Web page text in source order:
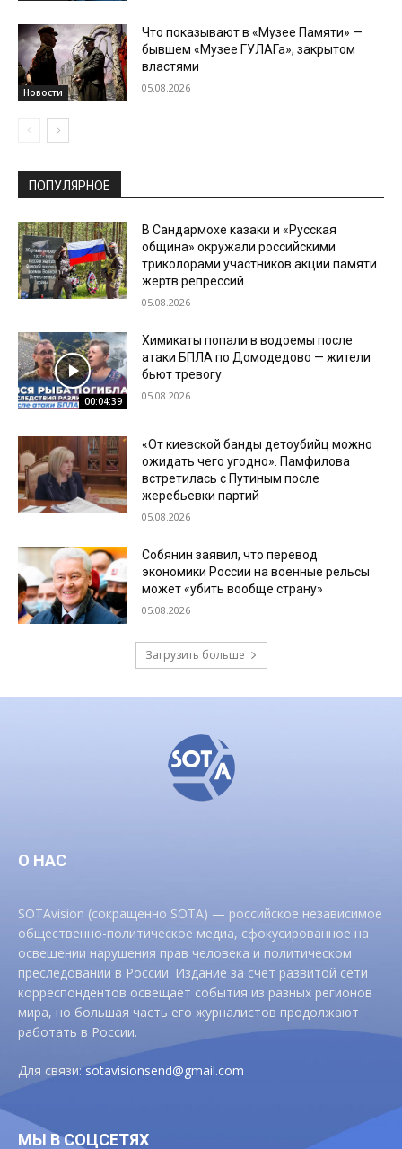
Новости
Что показывают в «Музее Памяти» —
бывшем «Музее ГУЛАГа», закрытом
властями
05.08.2026
ПОПУЛЯРНОЕ
В Сандармохе казаки и «Русская
община» окружали российскими
триколорами участников акции памяти
жертв репрессий
05.08.2026
00:04:39
Химикаты попали в водоемы после
атаки БПЛА по Домодедово — жители
бьют тревогу
05.08.2026
«От киевской банды детоубийц можно
ожидать чего угодно». Памфилова
встретилась с Путиным после
жеребьевки партий
05.08.2026
Собянин заявил, что перевод
экономики России на военные рельсы
может «убить вообще страну»
05.08.2026
Загрузить больше
О НАС
SOTAvision (сокращенно SOTA) — российское независимое
общественно-политическое медиа, сфокусированное на
освещении нарушения прав человека и политическом
преследовании в России. Издание за счет развитой сети
корреспондентов освещает события из разных регионов
мира, но большая часть его журналистов продолжают
работать в России.
Для связи:sotavisionsend@gmail.com
МЫ В СОЦСЕТЯХ